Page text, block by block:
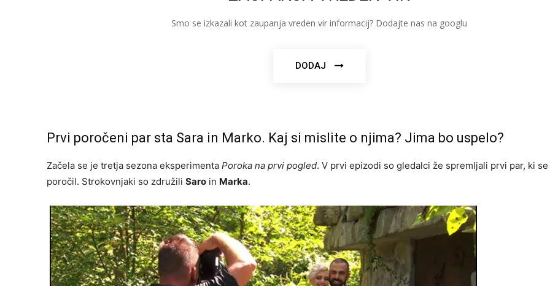
Smo se izkazali kot zaupanja vreden vir informacij? Dodajte nas na googlu
DODAJ
Prvi poročeni par sta Sara in Marko. Kaj si mislite o njima? Jima bo uspelo?
Začela se je tretja sezona eksperimenta Poroka na prvi pogled. V prvi epizodi so gledalci že spremljali prvi par, ki
poročil. Strokovnjaki so združili Saro in Marka.